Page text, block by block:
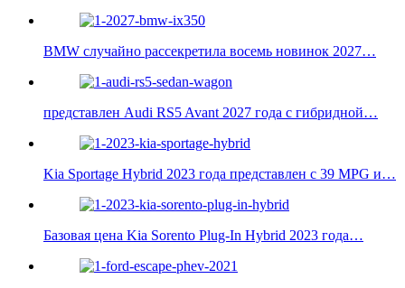
BMW случайно рассекретила восемь новинок 2027…
представлен Audi RS5 Avant 2027 года с гибридной…
Kia Sportage Hybrid 2023 года представлен с 39 MPG и…
Базовая цена Kia Sorento Plug-In Hybrid 2023 года…